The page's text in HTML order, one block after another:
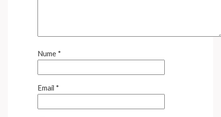
Nume *
Email *